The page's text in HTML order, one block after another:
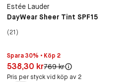
Estée Lauder
DayWear Sheer Tint SPF15
(21)
Spara 30% • Köp 2
Pris: 538,30 kr
538,30 krOriginal pris:
769 kr
Pris per styck vid köp av 2